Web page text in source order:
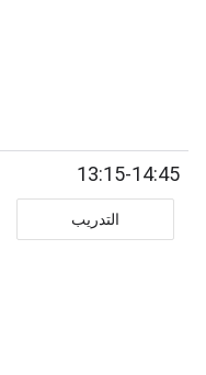
13:15-14:45
التدريب